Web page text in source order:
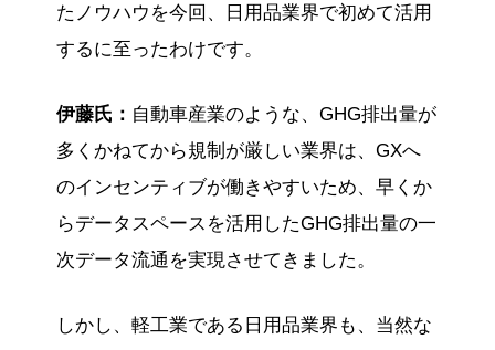
たノウハウを今回、日用品業界で初めて活用
するに至ったわけです。
伊藤氏： 自動車産業のような、GHG排出量が
多くかねてから規制が厳しい業界は、GXへ
のインセンティブが働きやすいため、早くか
らデータスペースを活用したGHG排出量の一
次データ流通を実現させてきました。
しかし、軽工業である日用品業界も、当然な